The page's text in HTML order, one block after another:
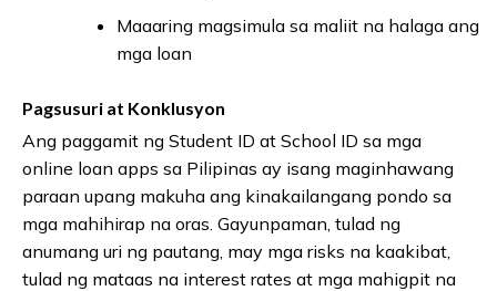
Maaaring magsimula sa maliit na halaga ang
mga loan
Pagsusuri at Konklusyon
Ang paggamit ng Student ID at School ID sa mga
online loan apps sa Pilipinas ay isang maginhawang
paraan upang makuha ang kinakailangang pondo sa
mga mahihirap na oras. Gayunpaman, tulad ng
anumang uri ng pautang, may mga risks na kaakibat,
tulad ng mataas na interest rates at mga mahigpit na